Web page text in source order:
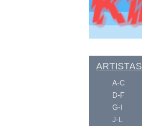
ARTISTAS
A-C
D-F
G-I
J-L